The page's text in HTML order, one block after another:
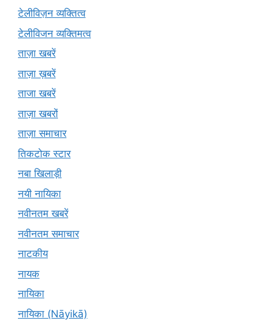
टेलीविज़न व्यक्तित्व
टेलीविजन व्यक्तिमत्व
ताज़ा खबरें
ताज़ा ख़बरें
ताजा खबरें
ताज़ा खबरों
ताज़ा समाचार
तिकटोक स्टार
नबा खिलाड़ी
नयी नायिका
नवीनतम खबरें
नवीनतम समाचार
नाटकीय
नायक
नायिका
नायिका (Nāyikā)